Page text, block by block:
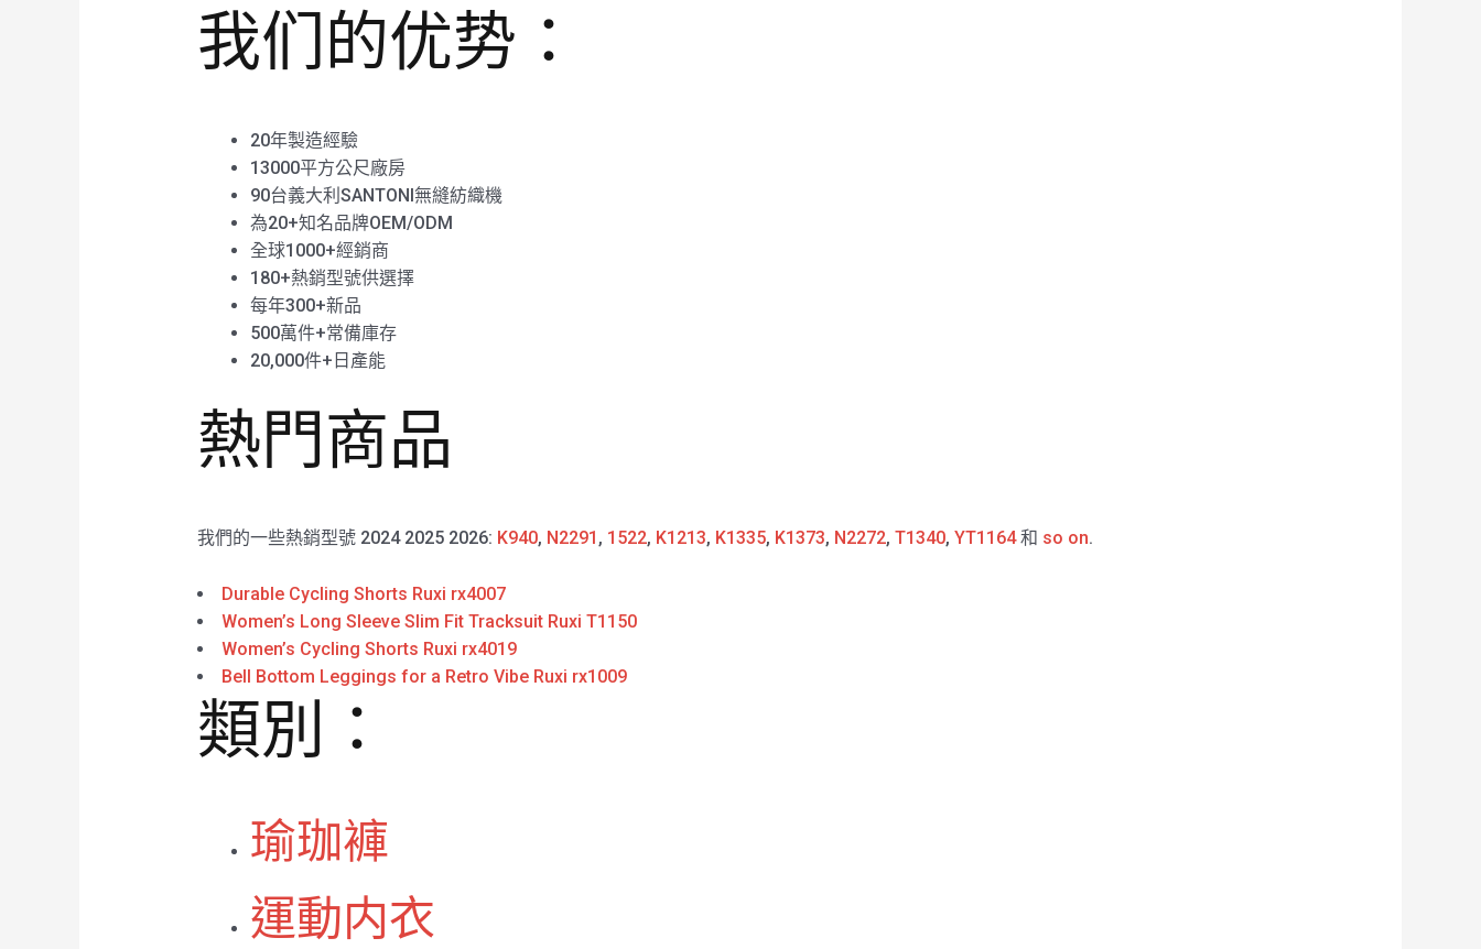
我们的优势：
20年製造經驗
13000平方公尺廠房
90台義大利SANTONI無縫紡織機
為20+知名品牌OEM/ODM
全球1000+經銷商
180+熱銷型號供選擇
每年300+新品
500萬件+常備庫存
20,000件+日產能
熱門商品
我們的一些熱銷型號 2024 2025 2026: K940, N2291 , 1522, K1213, K1335, K1373, N2272, T1340, YT1164和 so on.
Durable Cycling Shorts Ruxi rx4007
Women’s Long Sleeve Slim Fit Tracksuit Ruxi T1150
Women’s Cycling Shorts Ruxi rx4019
Bell Bottom Leggings for a Retro Vibe Ruxi rx1009
類別：
瑜珈褲
運動内衣